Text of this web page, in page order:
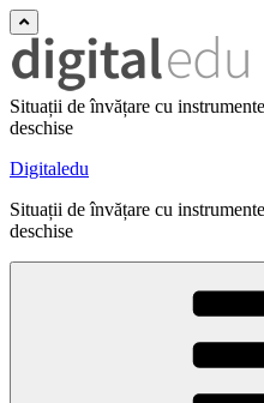
Situații de învățare cu
deschise
Digitaledu
Situații de învățare cu
deschise